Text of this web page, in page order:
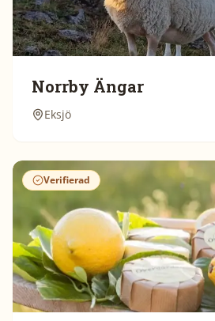
Norrby Ängar
Eksjö
Verifierad